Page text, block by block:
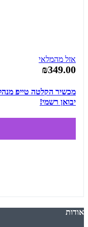
אזל מהמלאי
₪349.00
יבואן רשמי!
אודות